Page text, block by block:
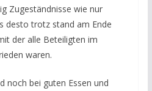
Zugeständnisse wie nur
desto trotz stand am Ende
der alle Beteiligten im
waren.
noch bei guten Essen und